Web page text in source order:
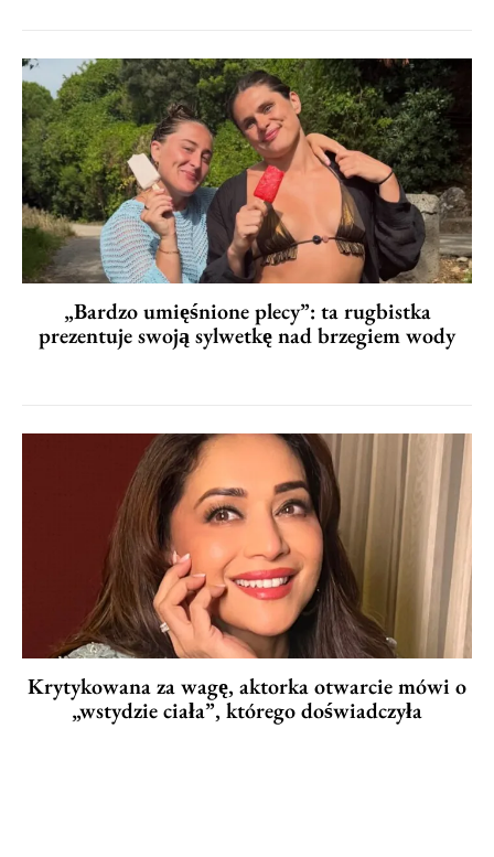
„Bardzo umięśnione plecy”: ta rugbistka
prezentuje swoją sylwetkę nad brzegiem wody
Krytykowana za wagę, aktorka otwarcie mówi o
„wstydzie ciała”, którego doświadczyła